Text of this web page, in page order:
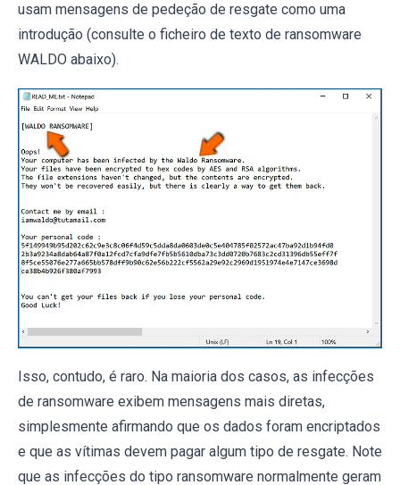
usam mensagens de pedeção de resgate como uma
introdução (consulte o ficheiro de texto de ransomware
WALDO abaixo).
Isso, contudo, é raro. Na maioria dos casos, as infecções
de ransomware exibem mensagens mais diretas,
simplesmente afirmando que os dados foram encriptados
e que as vítimas devem pagar algum tipo de resgate. Note
que as infecções do tipo ransomware normalmente geram